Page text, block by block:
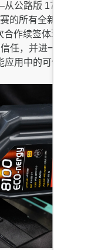
公路版 170 到参与
的所有全新赛车——
作续签体现了
任，并进一步巩固了
用中的可信度。